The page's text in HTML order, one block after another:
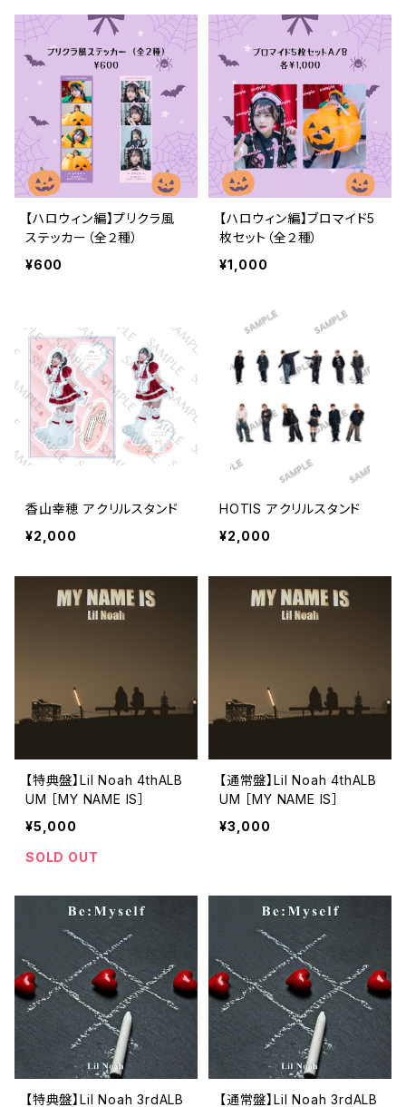
【ハロウィン編】プリクラ風
ステッカー（全２種）
¥600
【ハロウィン編】ブロマイド5
枚セット（全２種）
¥1,000
香山幸穂 アクリルスタンド
¥2,000
HOTIS アクリルスタンド
¥2,000
【特典盤】Lil Noah 4thALB
UM ［MY NAME IS］
¥5,000
SOLD OUT
【通常盤】Lil Noah 4thALB
UM ［MY NAME IS］
¥3,000
【特典盤】Lil Noah 3rdALB
【通常盤】Lil Noah 3rdALB